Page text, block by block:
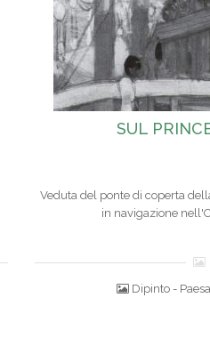
SUL
Veduta del ponte di coperta
in navigazione
Dipinto -